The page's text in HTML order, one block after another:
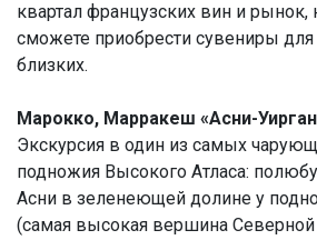
квартал французских вин и рынок,
сможете приобрести сувениры для
близких.
Марокко, Марракеш «Асни-
Экскурсия в один из самых
подножия Высокого Атласа:
Асни в зеленеющей долине у
(самая высокая вершина